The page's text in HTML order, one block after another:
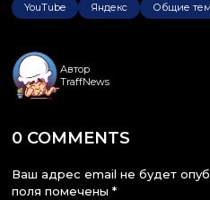
YouTube
Яндекс Общие
Автор
TraffNews
0 COMMENTS
Ваш адрес email не будет
поля помечены *